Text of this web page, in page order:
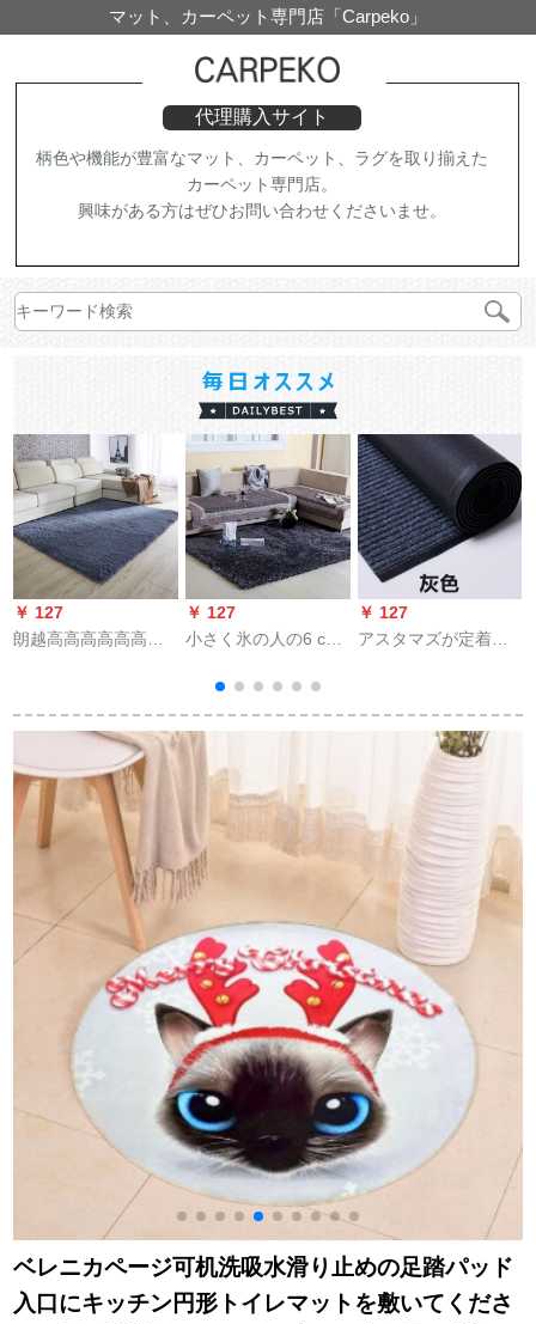
マット、カーペット専門店「Carpeko」
代理購入サイト
柄色や機能が豊富なマット、カーペット、ラグを取り揃えた
カーペット専門店。
興味がある方はぜひお問い合わせくださいませ。
￥ 127
朗越高高高高高高高
ージを止めます。水
を吸います。
￥ 127
小さく氷の人の6 cm
糸のカーターターの
応接间のソファァァ
のお茶数の寝室の部
屋の部屋の大きなカ
ーカーペ1.6*2.3メト
ール
￥ 127
アスタマズが定着し
戸口入门玄関入门マ
ット90 cm*15 cm
ベレニカページ可机洗吸水滑り止めの足踏パッド
入口にキッチン円形トイレマットを敷いてくださ